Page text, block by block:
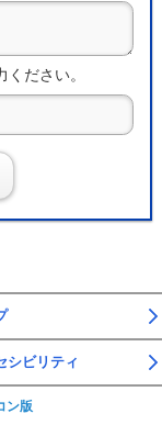
ださい。
シビリティ
ン版